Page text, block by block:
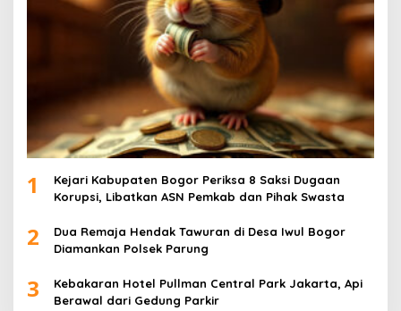
1
Kejari Kabupaten Bogor Periksa 8 Saksi Dugaan
Korupsi, Libatkan ASN Pemkab dan Pihak Swasta
2
Dua Remaja Hendak Tawuran di Desa Iwul Bogor
Diamankan Polsek Parung
3
Kebakaran Hotel Pullman Central Park Jakarta, Api
Berawal dari Gedung Parkir